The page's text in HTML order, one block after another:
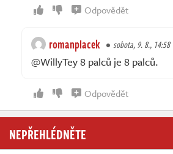
Odpovědět
romanplacek sobota, 9. 8., 14:58
@WillyTey 8 palců je 8 palců.
Odpovědět
NEPŘEHLÉDNĚTE